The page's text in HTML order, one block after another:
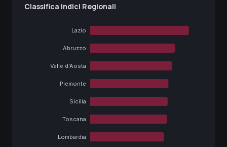
Classifica Indici Regionali
Lazio
Abruzzo
Valle d'Aosta
Piemonte
Sicilia
Toscana
Lombardia